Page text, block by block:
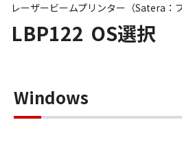
LBP122 OS選択
レーザービームプリンター（Satera：
Windows